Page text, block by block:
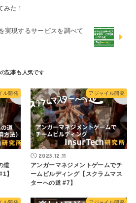
みた！
実現するサービスを調べて
ル開発
道
】
アジャイル開発
2023.12.11
アンガーマネジメントゲームでチ
ームビルディング【スクラムマス
ターへの道 #7】